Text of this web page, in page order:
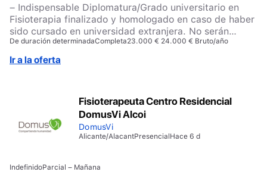
– Indispensable Diplomatura/Grado universitario en
Fisioterapia finalizado y homologado en caso de haber
sido cursado en universidad extranjera. No serán
valoradas candidaturas que no cumplan este requisito.
– Imprescindible colegiación en vigor. – Desable
experiencia previa realizando funciones similares. –
funciones inherentes a la profesión con objetivos de
excelencia y calidad de trato al usuario.
De duración determinadaCompleta23.000 € 24.000 € Bruto/año
Ir a la oferta
Fisioterapeuta Centro Residencial
DomusVi Alcoi
DomusVi
Alicante/AlacantPresencialHace 6 d
IndefinidoParcial – Mañana